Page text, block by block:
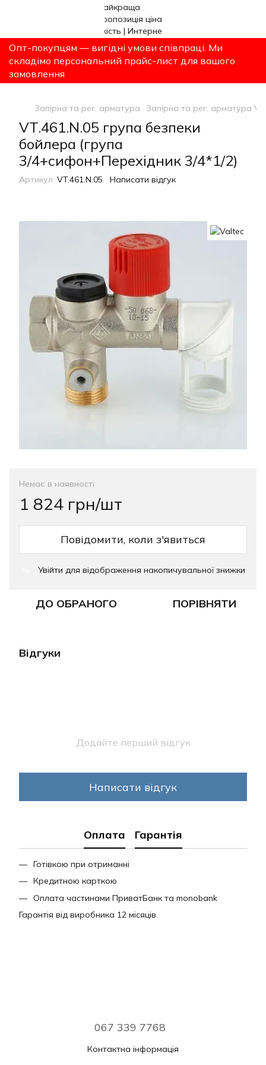
Опт-покупцям — вигідні умови співпраці. Ми
складімо персональний прайс-лист для вашого
замовлення
Запірна та рег. арматура Запірна та рег. арматура
VT.461.N.05 група безпеки
бойлера (група
3/4+сифон+Перехідник 3/4*1/2)
Артикул: VT.461.N.05 Написати відгук
Немає в наявності
1 824 грн/шт
Повідомити, коли з'явиться
Увійти для відображення накопичувальної знижки
ДО ОБРАНОГО ПОРІВНЯТИ
Відгуки
Додайте перший відгук
Написати відгук
Оплата Гарантія
Готівкою при отриманні
Кредитною карткою
Оплата частинами ПриватБанк та monobank
Гарантія від виробника 12 місяців.
067 339 7768
Контактна інформація